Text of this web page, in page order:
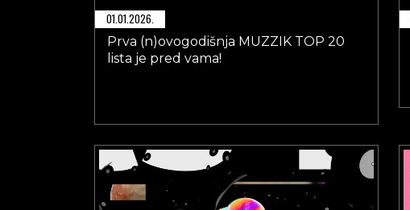
01.01.2026.
Prva (n)ovogodišnja MUZZIK TOP 20
lista je pred vama!